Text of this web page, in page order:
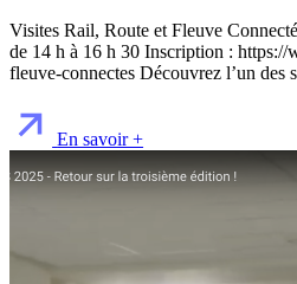
Visites Rail, Route et Fleuve
de 14 h à 16 h 30 Inscription :
fleuve-connectes Découvrez l’un des
En savoir +